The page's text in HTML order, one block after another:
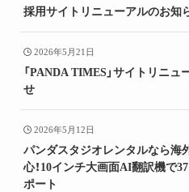
採用サイトリニューアルのお知
2026年5月21日
「PANDA TIMES」サイトリニュ
せ
2026年5月12日
パンダスタジオレンタルなら海
心！10インチ大画面AI翻訳機で
ポート